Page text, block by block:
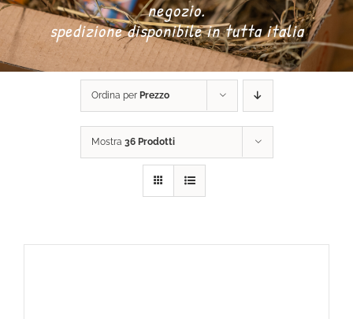
DONA ORA
negozio.
spedizione disponibile in tutta italia
Ordina per Prezzo
Mostra 36 Prodotti